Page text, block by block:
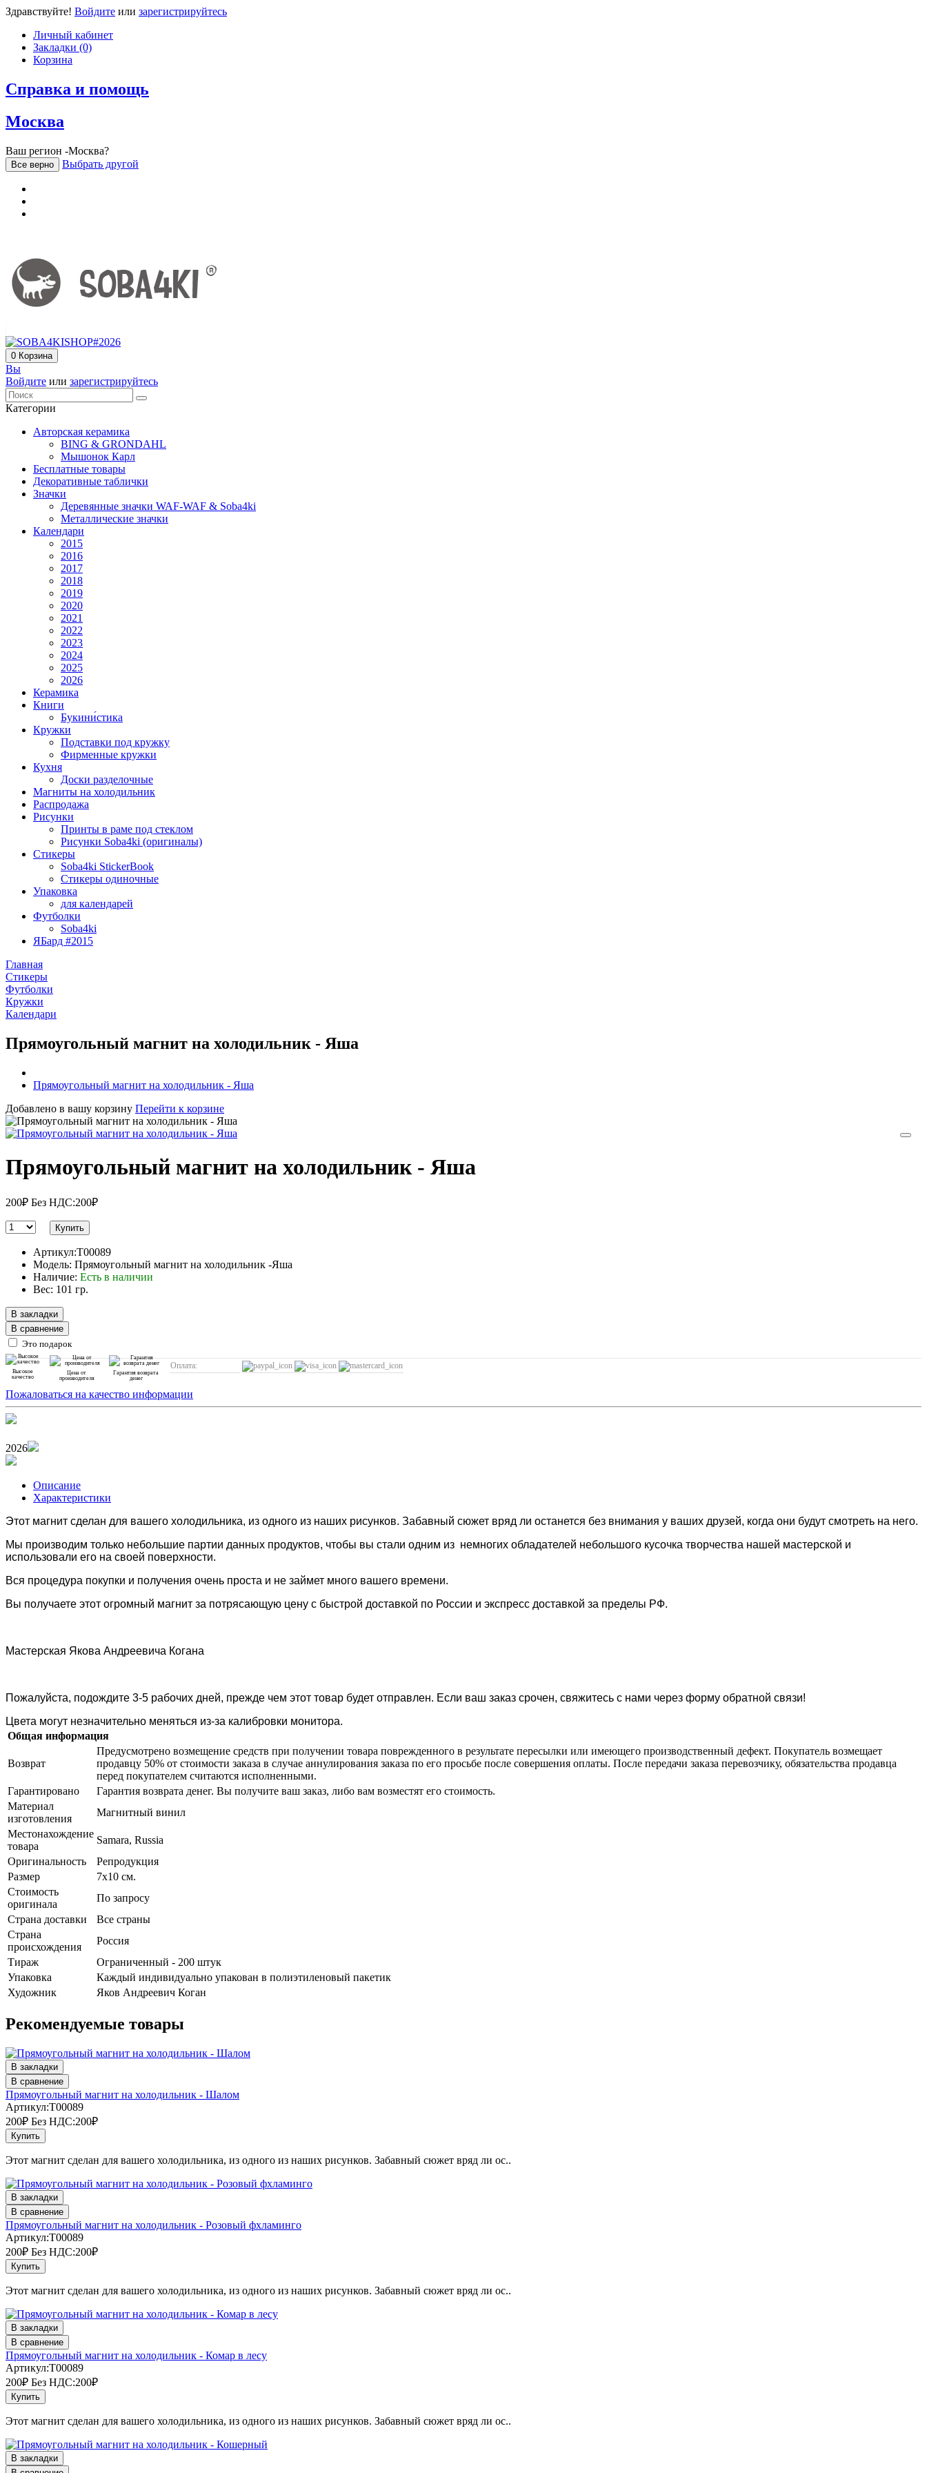
Здравствуйте! Войдите или зарегистрируйтесь
Личный кабинет
Закладки (0)
Корзина
Справка и помощь
Москва
Ваш регион -Москва?
Все верно Выбрать другой
0 Корзина
Вы
Войдите или зарегистрируйтесь
Категории
Авторская керамика
BING & GRONDAHL
Мышонок Карл
Бесплатные товары
Декоративные таблички
Значки
Деревянные значки WAF-WAF & Soba4ki
Металлические значки
Календари
2015
2016
2017
2018
2019
2020
2021
2022
2023
2024
2025
2026
Керамика
Книги
Букини́стика
Кружки
Подставки под кружку
Фирменные кружки
Кухня
Доски разделочные
Магниты на холодильник
Распродажа
Рисунки
Принты в раме под стеклом
Рисунки Soba4ki (оригиналы)
Стикеры
Soba4ki StickerBook
Стикеры одиночные
Упаковка
для календарей
Футболки
Soba4ki
ЯБард #2015
Главная
Стикеры
Футболки
Кружки
Календари
Прямоугольный магнит на холодильник - Яша
Прямоугольный магнит на холодильник - Яша
Добавлено в вашу корзину Перейти к корзине
Прямоугольный магнит на холодильник - Яша
200₽ Без НДС:200₽
Купить
Артикул:T00089
Модель: Прямоугольный магнит на холодильник -Яша
Наличие: Есть в наличии
Вес: 101 гр.
В закладки
В сравнение
Это подарок
Высокое
качество
Цена от
производителя
Гарантия возврата
денег
Оплата:
Пожаловаться на качество информации
2026
Описание
Характеристики
Этот магнит сделан для вашего холодильника, из одного из наших рисунков. Забавный сюжет вряд ли останется без внимания у ваших друзей, когда они будут смотреть на него.
Мы производим только небольшие партии данных продуктов, чтобы вы стали одним из немногих обладателей небольшого кусочка творчества нашей мастерской и
использовали его на своей поверхности.
Вся процедура покупки и получения очень проста и не займет много вашего времени.
Вы получаете этот огромный магнит за потрясающую цену с быстрой доставкой по России и экспресс доставкой за пределы РФ.
Мастерская Якова Андреевича Когана
Пожалуйста, подождите 3-5 рабочих дней, прежде чем этот товар будет отправлен. Если ваш заказ срочен, свяжитесь с нами через форму обратной связи!
Цвета могут незначительно меняться из-за калибровки монитора.
Общая информация
Возврат
Предусмотрено возмещение средств при получении товара поврежденного в результате пересылки или имеющего производственный дефект. Покупатель возмещает
продавцу 50% от стоимости заказа в случае аннулирования заказа по его просьбе после совершения оплаты. После передачи заказа перевозчику, обязательства продавца
перед покупателем считаются исполненными.
Гарантировано
Гарантия возврата денег. Вы получите ваш заказ, либо вам возместят его стоимость.
Материал
изготовления
Магнитный винил
Местонахождение
товара
Samara, Russia
Оригинальность
Репродукция
Размер
7х10 см.
Стоимость
оригинала
По запросу
Страна доставки
Все страны
Страна
происхождения
Россия
Тираж
Ограниченный - 200 штук
Упаковка
Каждый индивидуально упакован в полиэтиленовый пакетик
Художник
Яков Андреевич Коган
Рекомендуемые товары
В закладки
В сравнение
Прямоугольный магнит на холодильник - Шалом
Артикул:T00089
200₽ Без НДС:200₽
Купить
Этот магнит сделан для вашего холодильника, из одного из наших рисунков. Забавный сюжет вряд ли ос..
В закладки
В сравнение
Прямоугольный магнит на холодильник - Розовый фхламинго
Артикул:T00089
200₽ Без НДС:200₽
Купить
Этот магнит сделан для вашего холодильника, из одного из наших рисунков. Забавный сюжет вряд ли ос..
В закладки
В сравнение
Прямоугольный магнит на холодильник - Комар в лесу
Артикул:T00089
200₽ Без НДС:200₽
Купить
Этот магнит сделан для вашего холодильника, из одного из наших рисунков. Забавный сюжет вряд ли ос..
В закладки